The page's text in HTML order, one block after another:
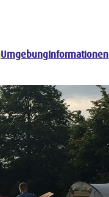
UmgebungInformationen